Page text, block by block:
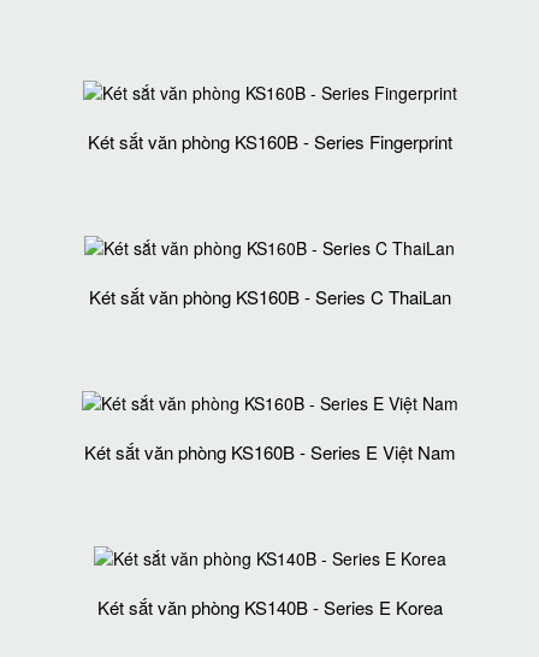
Két sắt văn phòng KS160B - Series Fingerprint
Két sắt văn phòng KS160B - Series C ThaiLan
Két sắt văn phòng KS160B - Series E Việt Nam
Két sắt văn phòng KS140B - Series E Korea